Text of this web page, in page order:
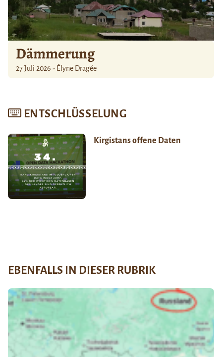
Dämmerung
27 Juli 2026 - Élyne Dragée
ENTSCHLÜSSELUNG
Kirgistans offene Daten
EBENFALLS IN DIESER RUBRIK